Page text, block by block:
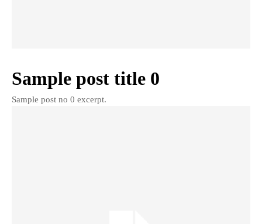
Sample post title 0
Sample post no 0 excerpt.